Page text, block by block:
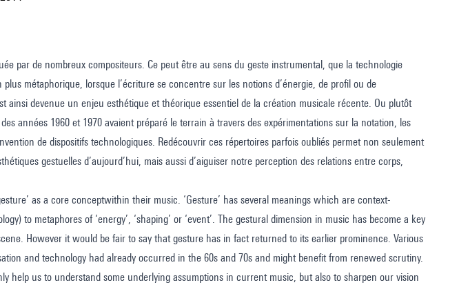
par de nombreux compositeurs. Ce peut être au sens du geste instrumental, que la technologie
métaphorique, lorsque l’écriture se concentre sur les notions d’énergie, de profil ou de
ainsi devenue un enjeu esthétique et théorique essentiel de la création musicale récente. Ou plutôt
années 1960 et 1970 avaient préparé le terrain à travers des expérimentations sur la notation, les
de dispositifs technologiques. Redécouvrir ces répertoires parfois oubliés permet non seulement
gestuelles d’aujourd’hui, mais aussi d’aiguiser notre perception des relations entre corps,
as a core conceptwithin their music. ‘Gesture’ has several meanings which are context-
to metaphores of ‘energy’, ‘shaping’ or ‘event’. The gestural dimension in music has become a key
However it would be fair to say that gesture has in fact returned to its earlier prominence. Various
and technology had already occurred in the 60s and 70s and might benefit from renewed scrutiny.
help us to understand some underlying assumptions in current music, but also to sharpen our vision